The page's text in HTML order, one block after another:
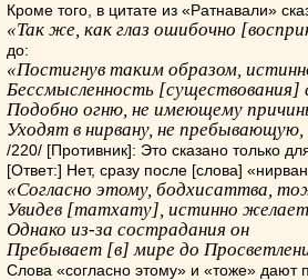
Кроме того, в цитате из «Ратнавали»
«Так же, как глаз ошибочно
до:
«Постигнув таким образом,
Бессмысленность
Подобно огню, не имеющему
Уходят в нирвану, не пребывающую,
/220/ [Противник]: Это сказано только
[Ответ:] Нет, сразу после [слова]
«Согласно этому, бодхисаттва,
Увидев [татхату], истинно
Однако из-за сострадания он
Пребывает [в] мире до
Слова «согласно этому» и «тоже» дают